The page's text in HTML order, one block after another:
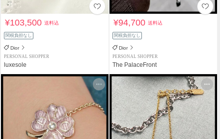
¥103,500送料込
関税負担なし
Dior
PERSONAL SHOPPER
luxesole
¥94,700送料込
関税負担なし
Dior
PERSONAL SHOPPER
The PalaceFront